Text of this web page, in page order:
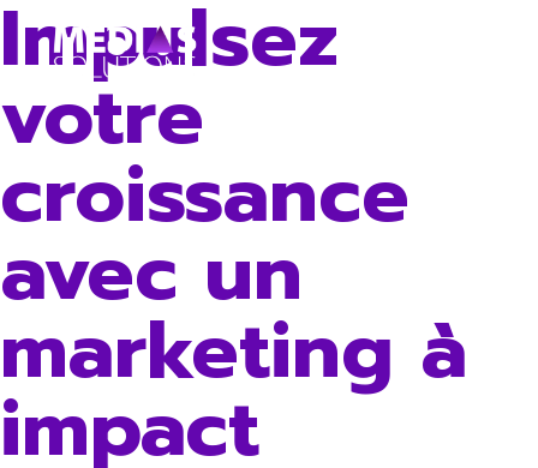
Skip
Impulsez
votre
croissance
avec un
marketing à
impact